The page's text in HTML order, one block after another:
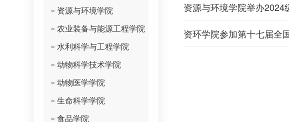
资源与环境学院
农业装备与能源工程学院
水利科学与工程学院
动物科学技术学院
动物医学学院
生命科学学院
食品学院
资源与环境学院举办
资环学院参加第十七届全